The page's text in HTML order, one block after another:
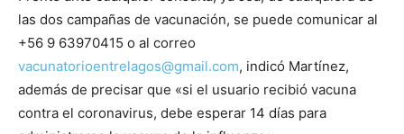
audio
las dos campañas de vacunación, se puede comunicar al
+56 9 63970415 o al correo
vacunatorioentrelagos@gmail.com, indicó Martínez,
además de precisar que «si el usuario recibió vacuna
contra el coronavirus, debe esperar 14 días para